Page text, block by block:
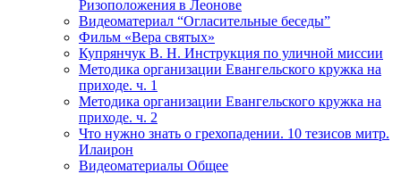
Ризоположения в Леонове
Видеоматериал “Огласительные беседы”
Фильм «Вера святых»
Купрянчук В. Н. Инструкция по уличной миссии
Методика организации Евангельского кружка на
приходе. ч. 1
Методика организации Евангельского кружка на
приходе. ч. 2
Что нужно знать о грехопадении. 10 тезисов митр.
Илаирон
Видеоматериалы Общее